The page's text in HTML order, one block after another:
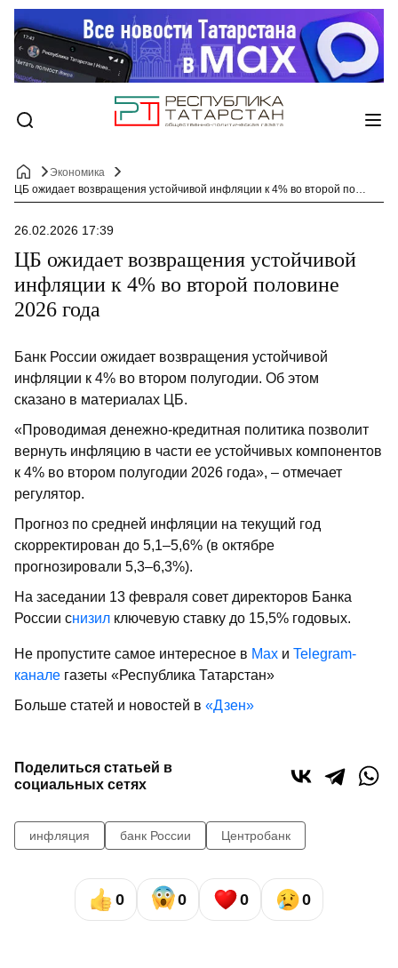
Экономика
ЦБ ожидает возвращения устойчивой инфляции к 4% во второй половине 2026 года
26.02.2026 17:39
ЦБ ожидает возвращения устойчивой
инфляции к 4% во второй половине
2026 года
Банк России ожидает возвращения устойчивой
инфляции к 4% во втором полугодии. Об этом
сказано в материалах ЦБ.
«Проводимая денежно-кредитная политика позволит
вернуть инфляцию в части ее устойчивых компонентов
к 4% во втором полугодии 2026 года», – отмечает
регулятор.
Прогноз по средней инфляции на текущий год
скорректирован до 5,1–5,6% (в октябре
прогнозировали 5,3–6,3%).
На заседании 13 февраля совет директоров Банка
России снизил ключевую ставку до 15,5% годовых.
Не пропустите самое интересное в Max и Telegram-
канале газеты «Республика Татарстан»
Больше статей и новостей в «Дзен»
Поделиться статьей в
социальных сетях
инфляция банк России Центробанк
0 0 0 0